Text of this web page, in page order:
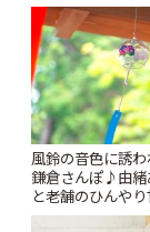
風鈴の音色に誘
鎌倉さんぽ♪由緒
と老舗のひんや
りっぷ